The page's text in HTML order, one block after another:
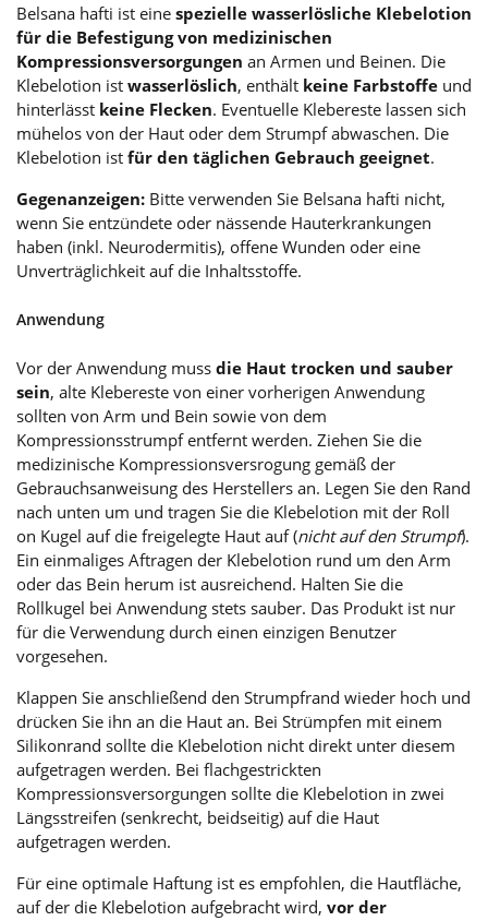
Belsana hafti ist eine spezielle wasserlösliche Klebelotion
für die Befestigung von medizinischen
Kompressionsversorgungen an Armen und Beinen. Die
Klebelotion ist wasserlöslich, enthält keine Farbstoffe und
hinterlässt keine Flecken. Eventuelle Klebereste lassen sich
mühelos von der Haut oder dem Strumpf abwaschen. Die
Klebelotion ist für den täglichen Gebrauch geeignet.
Gegenanzeigen: Bitte verwenden Sie Belsana hafti nicht,
wenn Sie entzündete oder nässende Hauterkrankungen
haben (inkl. Neurodermitis), offene Wunden oder eine
Unverträglichkeit auf die Inhaltsstoffe.
Anwendung
Vor der Anwendung muss die Haut trocken und sauber
sein, alte Klebereste von einer vorherigen Anwendung
sollten von Arm und Bein sowie von dem
Kompressionsstrumpf entfernt werden. Ziehen Sie die
medizinische Kompressionsversrogung gemäß der
Gebrauchsanweisung des Herstellers an. Legen Sie den Rand
nach unten um und tragen Sie die Klebelotion mit der Roll
on Kugel auf die freigelegte Haut auf (nicht auf den Strumpf).
Ein einmaliges Aftragen der Klebelotion rund um den Arm
oder das Bein herum ist ausreichend. Halten Sie die
Rollkugel bei Anwendung stets sauber. Das Produkt ist nur
für die Verwendung durch einen einzigen Benutzer
vorgesehen.
Klappen Sie anschließend den Strumpfrand wieder hoch und
drücken Sie ihn an die Haut an. Bei Strümpfen mit einem
Silikonrand sollte die Klebelotion nicht direkt unter diesem
aufgetragen werden. Bei flachgestrickten
Kompressionsversorgungen sollte die Klebelotion in zwei
Längsstreifen (senkrecht, beidseitig) auf die Haut
aufgetragen werden.
Für eine optimale Haftung ist es empfohlen, die Hautfläche,
auf der die Klebelotion aufgebracht wird, vor der